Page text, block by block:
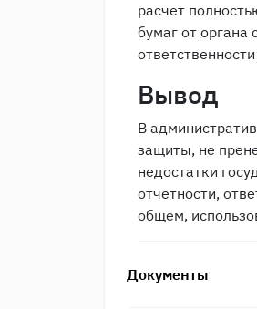
расчет
бумаг от органа
Вывод
В
защиты, не
недостатки
отчетности,
общем,
Документы